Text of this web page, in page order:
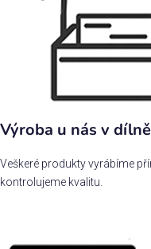
Výroba u nás v dílně
Veškeré produkty vyrábíme
kontrolujeme kvalitu.